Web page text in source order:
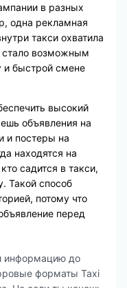
в разных
одна рекламная
такси охватила
стало возможным
и быстрой смене
высокий
объявления на
и постеры на
находятся на
садится в такси,
Такой способ
потому что
перед
информацию до
форматы Taxi